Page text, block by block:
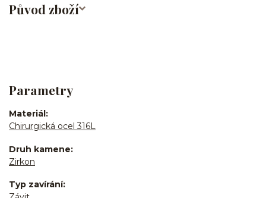
Původ zboží
Parametry
Materiál
Chirurgická ocel 316L
Druh kamene
Zirkon
Typ zavírání